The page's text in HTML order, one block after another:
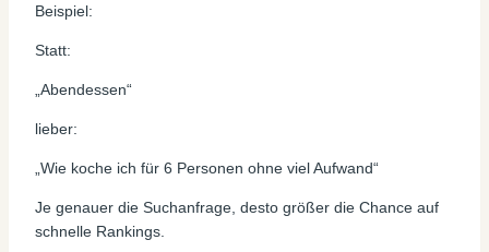
Beispiel:
Statt:
„Abendessen“
lieber:
„Wie koche ich für 6 Personen ohne viel Aufwand“
Je genauer die Suchanfrage, desto größer die Chance auf
schnelle Rankings.